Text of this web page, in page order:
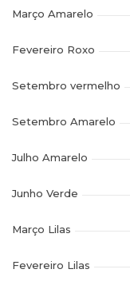
Março Amarelo
Fevereiro Roxo
Setembro vermelho
Setembro Amarelo
Julho Amarelo
Junho Verde
Março Lilas
Fevereiro Lilas